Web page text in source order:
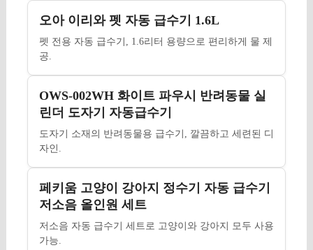
오아 이리와 펫 자동 급수기 1.6L
펫 전용 자동 급수기, 1.6리터 용량으로 편리하게 물 제
공.
OWS-002WH 화이트 파우시 반려동물 실
린더 도자기 자동급수기
도자기 소재의 반려동물용 급수기, 깔끔하고 세련된 디
자인.
페키움 고양이 강아지 정수기 자동 급수기
저소음 올인원 세트
저소음 자동 급수기 세트로 고양이와 강아지 모두 사용
가능.